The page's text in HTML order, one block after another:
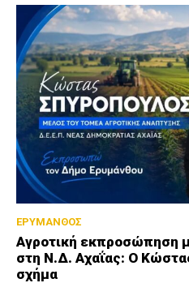
ΕΡΥΜΑΝΘΟΣ
Αγροτική εκπροσώπηση
στη Ν.Δ. Αχαΐας: Ο
σχήμα